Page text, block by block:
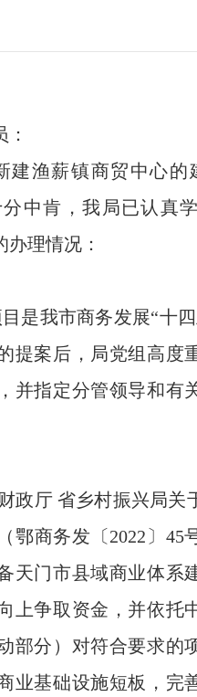
建渔薪镇商贸中心的
中肯，我局已认真
理情况：
是我市商务发展“十四
提案后，局党组高度
并指定分管领导和有
政厅 省乡村振兴局关
鄂商务发〔2022〕45
天门市县域商业体系
上争取资金，并依托
部分）对符合要求的
业基础设施短板，完